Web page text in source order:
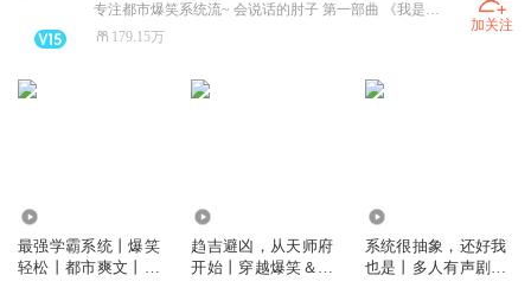
专注都市爆笑系统流~ 会说话的肘子 第一部曲 《我是大玩家》火热上架中！
179.15万
加关注
最强学霸系统丨爆笑
轻松丨都市爽文丨多
趋吉避凶，从天师府
开始丨穿越爆笑＆轻
系统很抽象，还好我
也是丨多人有声剧丨